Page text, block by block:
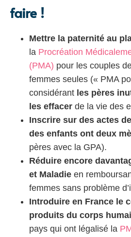
faire !
Mettre la paternité au
la Procréation
(PMA) pour les couples
femmes seules (« PMA
considérant les pères
les effacer de la vie des
Inscrire sur des actes
des enfants ont deux
pères avec la GPA).
Réduire encore
et Maladie en
femmes sans problème
Introduire en France le
produits du corps
pays qui ont légalisé la